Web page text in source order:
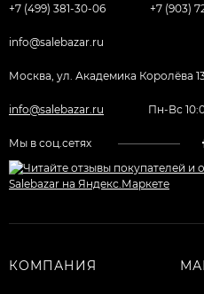
+7 (499) 381-30-06 +7 (903)
info@salebazar.ru
Москва, ул. Академика Королёва 13,
info@salebazar.ru Пн-Вс
Мы в соц.сетях
КОМПАНИЯ